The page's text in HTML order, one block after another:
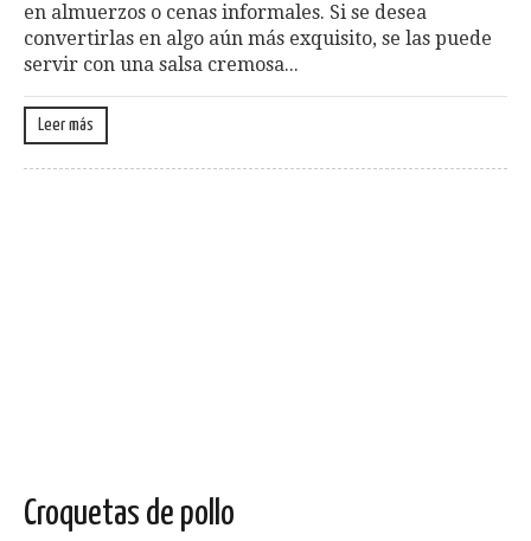
en almuerzos o cenas informales. Si se desea
convertirlas en algo aún más exquisito, se las puede
servir con una salsa cremosa...
Leer más
Croquetas de pollo